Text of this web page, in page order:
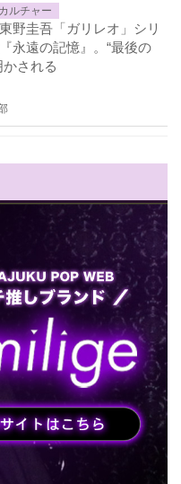
カルチャー
野圭吾「ガリレオ」シリ
永遠の記憶』。“最後の
かされる